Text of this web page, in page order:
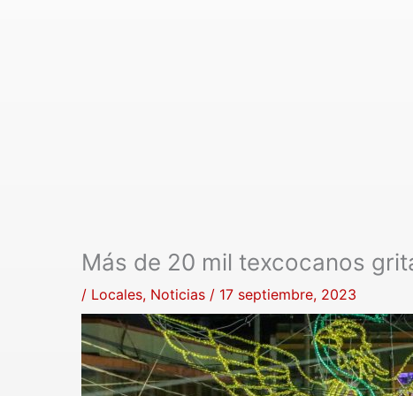
Más de 20 mil texcocanos
/ Locales, Noticias / 17 septiembre, 2023